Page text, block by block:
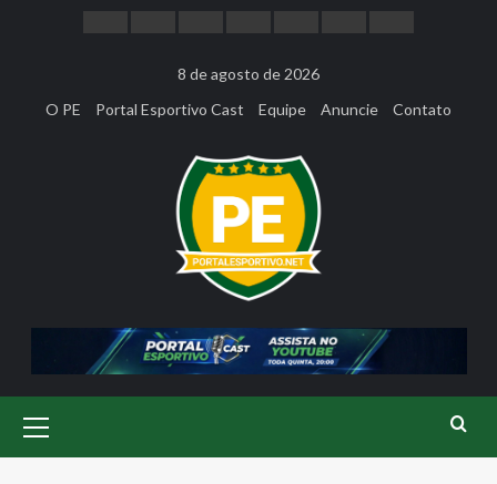
8 de agosto de 2026
O PE
Portal Esportivo Cast Equipe Anuncie Contato
Menu